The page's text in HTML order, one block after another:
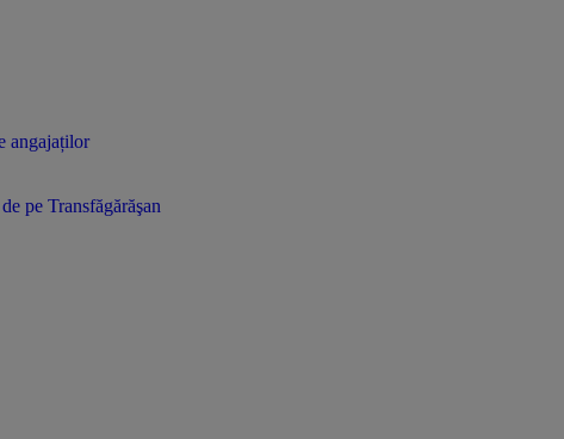
angajaților
pe Transfăgărăşan